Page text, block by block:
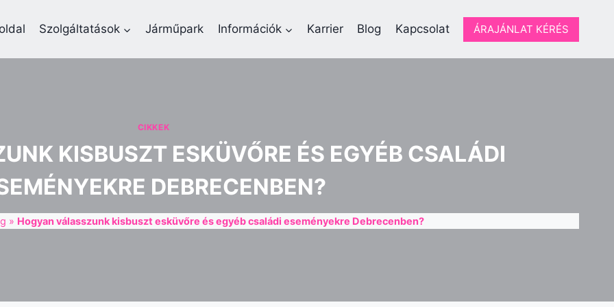
Szolgáltatások Járműpark Információk Karrier Blog Kapcsolat ÁRAJÁNLAT KÉRÉS
CIKKEK
KISBUSZT ESKÜVŐRE ÉS EGYÉB CSALÁDI
DEBRECENBEN?
» Hogyan válasszunk kisbuszt esküvőre és egyéb családi eseményekre Debrecenben?